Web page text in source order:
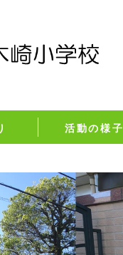
活動の様子